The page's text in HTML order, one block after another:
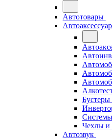
Автотовары
Бустеры
Системы
Чехлы и
Автозвук